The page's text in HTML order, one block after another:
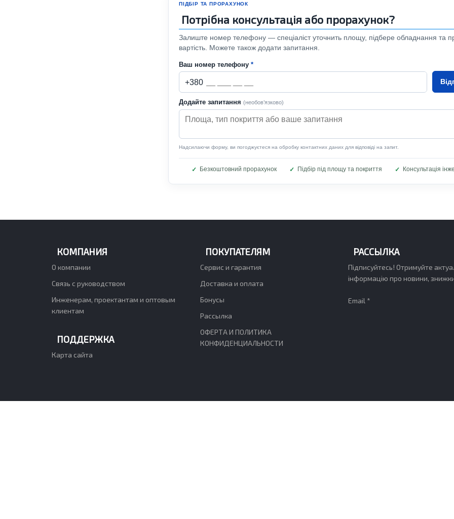
ПІДБІР ТА ПРОРАХУНОК
Потрібна консультація або прорахунок?
Залиште номер телефону — спеціаліст уточнить площу, підбере обладнання та
вартість. Можете також додати запитання.
Ваш номер телефону *
+380
Додайте запитання (необов’язково)
Надсилаючи форму, ви погоджуєтеся на обробку контактних даних для відповіді на запит.
Безкоштовний прорахунок Підбір під площу та покриття Консультація
КОМПАНИЯ
О компании
Связь с руководством
Инженерам, проектантам и оптовым
клиентам
ПОДДЕРЖКА
Карта сайта
ПОКУПАТЕЛЯМ
Сервис и гарантия
Доставка и оплата
Бонусы
Рассылка
ОФЕРТА И ПОЛИТИКА
КОНФИДЕНЦИАЛЬНОСТИ
РАССЫЛКА
Підписуйтесь! Отримуйте
інформацію про новини, знижки,
Email *